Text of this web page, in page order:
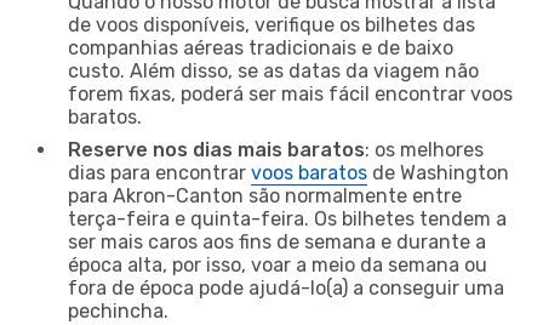
de voos disponíveis, verifique os bilhetes das
companhias aéreas tradicionais e de baixo
custo. Além disso, se as datas da viagem não
forem fixas, poderá ser mais fácil encontrar voos
baratos.
Reserve nos dias mais baratos: os melhores
dias para encontrar voos baratos de Washington
para Akron-Canton são normalmente entre
terça-feira e quinta-feira. Os bilhetes tendem a
ser mais caros aos fins de semana e durante a
época alta, por isso, voar a meio da semana ou
fora de época pode ajudá-lo(a) a conseguir uma
pechincha.